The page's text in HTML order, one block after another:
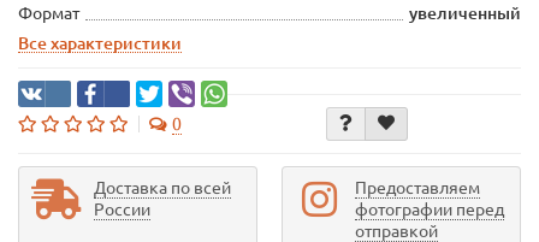
Формат
увеличенный
Все характеристики
0
Доставка по всей
России
Предоставляем
фотографии перед
отправкой